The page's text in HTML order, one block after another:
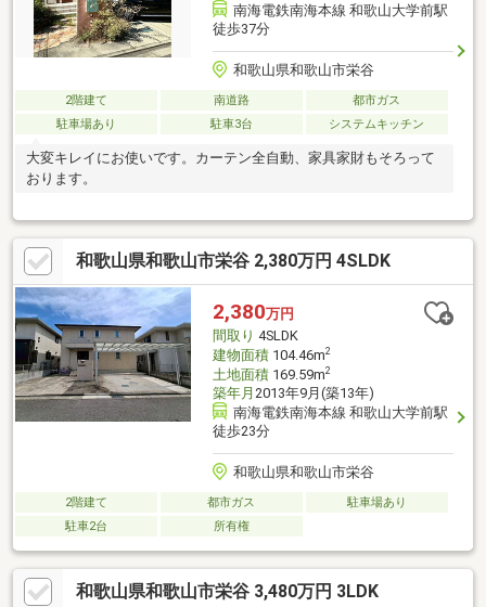
南海電鉄南海本線 和歌山大学前駅
徒歩37分
和歌山県和歌山市栄谷
2階建て 南道路
都市ガス
駐車場あり
駐車3台 システムキッチン
大変キレイにお使いです。カーテン全自動、家具家財もそろって
おります。
和歌山県和歌山市栄谷 2,380万円 4SLDK
2,380万円
間取り 4SLDK
建物面積104.46m2
土地面積169.59m2
築年月 2013年9月(築13年)
南海電鉄南海本線 和歌山大学前駅
徒歩23分
和歌山県和歌山市栄谷
2階建て 都市ガス
駐車場あり
駐車2台
所有権
和歌山県和歌山市栄谷 3,480万円 3LDK